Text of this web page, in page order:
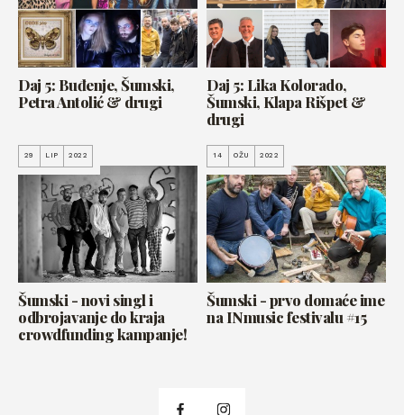
Daj 5: Buđenje, Šumski,
Petra Antolić & drugi
Daj 5: Lika Kolorado,
Šumski, Klapa Rišpet &
drugi
29 LIP 2022
Šumski - novi singl i
odbrojavanje do kraja
crowdfunding kampanje!
14 OŽU 2022
Šumski - prvo domaće ime
na INmusic festivalu #15